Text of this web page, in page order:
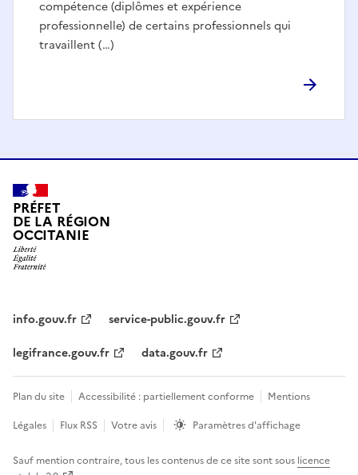
compétence (diplômes et expérience
professionnelle) de certains professionnels qui
travaillent (…)
PRÉFET
DE LA RÉGION
OCCITANIE
info.gouv.fr
service-public.gouv.fr
legifrance.gouv.fr
data.gouv.fr
Plan du site Accessibilité : partiellement conforme
Mentions
Légales
Flux RSS Votre avis Paramètres d'affichage
Sauf mention contraire, tous les contenus de ce site sont sous licence